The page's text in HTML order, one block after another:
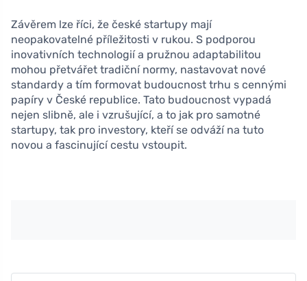
Závěrem lze říci, že české startupy mají
neopakovatelné příležitosti v rukou. S podporou
inovativních technologií a pružnou adaptabilitou
mohou přetvářet tradiční normy, nastavovat nové
standardy a tím formovat budoucnost trhu s cennými
papíry v České republice. Tato budoucnost vypadá
nejen slibně, ale i vzrušující, a to jak pro samotné
startupy, tak pro investory, kteří se odváží na tuto
novou a fascinující cestu vstoupit.